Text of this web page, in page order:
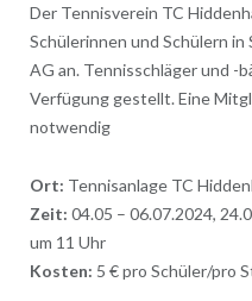
Der Tennisverein TC
Schülerinnen und Schülern in
AG an. Tennisschläger und -
Verfügung gestellt. Eine
notwendig
Ort: Tennisanlage TC
Zeit: 04.05 – 06.07.2024,
um 11 Uhr
Kosten: 5 € pro Schüler/pro